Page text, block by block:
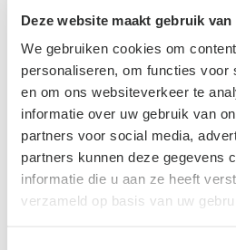
Deze website maakt gebruik van
We gebruiken cookies om
personaliseren, om functies voor
en om ons websiteverkeer te
informatie over uw gebruik van
partners voor social media,
partners kunnen deze gegevens
informatie die u aan ze heeft
verzameld op basis van uw